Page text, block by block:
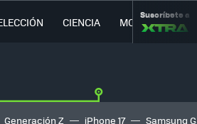
CIENCIA MOVILIDAD
Suscríbete a
Generación Z iPhone 17 Samsung